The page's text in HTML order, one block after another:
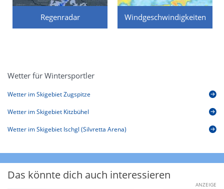
Regenradar Windgeschwindigkeiten
Wetter für Wintersportler
Wetter im Skigebiet Zugspitze
Wetter im Skigebiet Kitzbühel
Wetter im Skigebiet Ischgl (Silvretta Arena)
Das könnte dich auch interessieren
ANZEIGE